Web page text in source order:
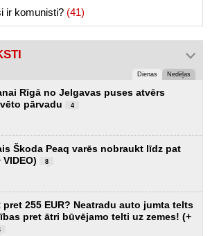
ir komunisti? (41)
Dienas Nedēļas
Rīgā no Jelgavas puses atvērs
pārvadu
4
Škoda Peaq varēs nobraukt līdz pat
8
pret 255 EUR? Neatradu auto jumta telts
pret ātri būvējamo telti uz zemes! (+